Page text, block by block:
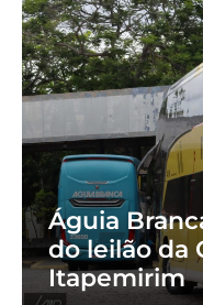
Águia
do leilão da
Itapemirim